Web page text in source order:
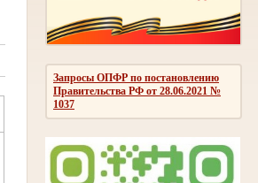
Запросы ОПФР по постановлению
Правительства РФ от 28.06.2021 №
1037